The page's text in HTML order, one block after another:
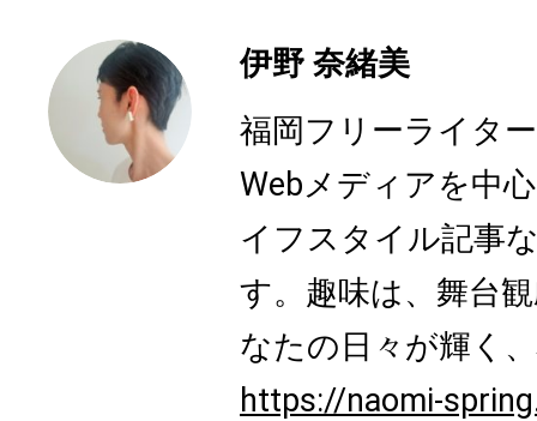
伊野 奈緒美
福岡フリーライタ
Webメディアを中
イフスタイル記事
す。趣味は、舞台
なたの日々が輝く
https://naomi-